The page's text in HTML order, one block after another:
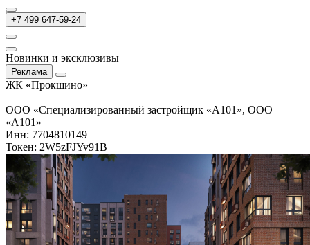
+7 499 647-59-24
Новинки и эксклюзивы
Реклама
ЖК «Прокшино»
ООО «Специализированный застройщик «А101», ООО
«А101»
Инн: 7704810149
Токен: 2W5zFJYv91B